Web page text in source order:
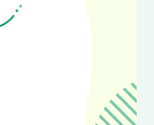
い止める食事術
してみましょ
イント